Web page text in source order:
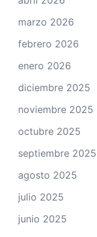
marzo 2026
febrero 2026
enero 2026
diciembre 2025
noviembre 2025
octubre 2025
septiembre 2025
agosto 2025
julio 2025
junio 2025